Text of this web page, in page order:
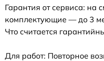
Гарантия от сервиса: на
комплектующие — до 3
Что считается
Для работ: Повторное